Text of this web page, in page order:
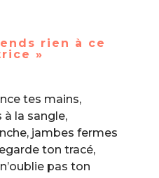
rien à ce
»
tes mains,
la sangle,
jambes fermes
ton tracé,
pas ton